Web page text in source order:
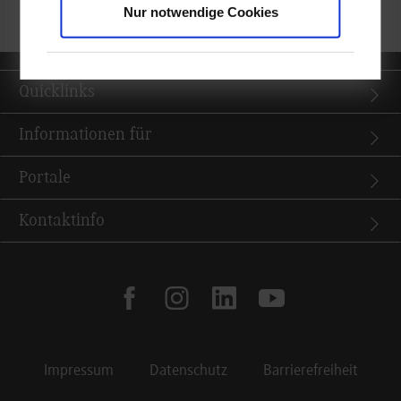
Nur notwendige Cookies
Quicklinks
Informationen für
Portale
Kontaktinfo
facebookinstagramlinkedinyoutube
Impressum Datenschutz Barrierefreiheit